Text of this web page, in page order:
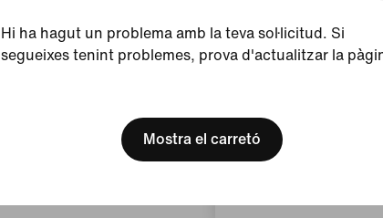
We think you are in
Update your location?
Hi ha hagut un problema amb la teva sol·licitud. Si
segueixes tenint problemes, prova d'actualitzar la
Mostra el carretó
Model: IH1104-100
Ressenyes (error)
No hi ha